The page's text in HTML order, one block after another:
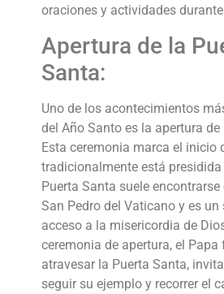
oraciones y actividades
Apertura de la
Santa:
Uno de los acontecimientos
del Año Santo es la apertura
Esta ceremonia marca el inicio
tradicionalmente está presidida
Puerta Santa suele
San Pedro del Vaticano y es
acceso a la misericordia de
ceremonia de apertura, el Papa
atravesar la Puerta Santa,
seguir su ejemplo y recorrer el